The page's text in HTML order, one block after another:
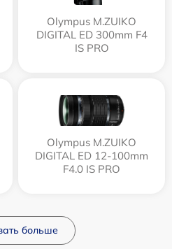
Olympus M.ZUIKO
DIGITAL ED 300mm F4
IS PRO
Olympus M.ZUIKO
DIGITAL ED 12‑100mm
F4.0 IS PRO
больше